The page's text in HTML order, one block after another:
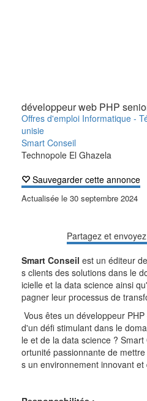
développeur web PHP
Offres d'emploi Informatique -
unisie
Smart Conseil
Technopole El Ghazela
Sauvegarder cette annonce
Actualisée le 30 septembre 2024
Partagez et
Smart Conseil est un éditeur
s clients des solutions dans le
icielle et la data science ainsi
pagner leur processus de
Vous êtes un développeur
d'un défi stimulant dans le
le et de la data science ?
ortunité passionnante de
s un environnement innovant et